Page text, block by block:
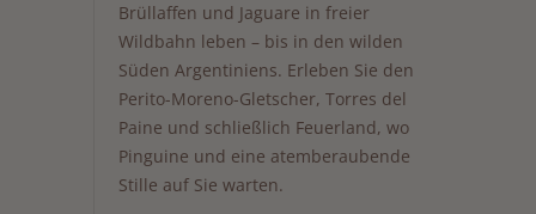
Brüllaffen und Jaguare in freier
Wildbahn leben – bis in den wilden
Süden Argentiniens. Erleben Sie den
Perito-Moreno-Gletscher, Torres del
Paine und schließlich Feuerland, wo
Pinguine und eine atemberaubende
Stille auf Sie warten.